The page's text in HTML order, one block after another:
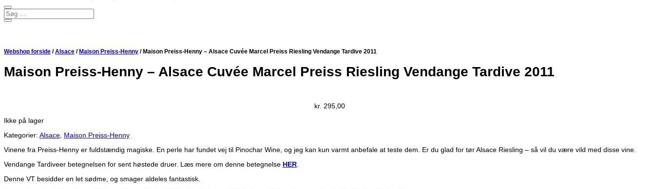
Webshop forside /Alsace / Maison Preiss-Henny / Maison Preiss-Henny – Alsace Cuvée Marcel Preiss Riesling Vendange Tardive 2011
Maison Preiss-Henny – Alsace Cuvée Marcel Preiss Riesling Vendange Tardive 2011
kr. 295,00
Ikke på lager
Kategorier: Alsace Maison Preiss-Henny
Vinene fra Preiss-Henny er fuldstændig magiske. En perle har fundet vej til Pinochar Wine, og jeg kan kun varmt anbefale at teste dem. Er du glad for tør Alsace Riesling – så vil du være vild med disse vine.
Vendange Tardiveer betegnelsen for sent høstede druer. Læs mere om denne betegnelse HER
Denne VT besidder en let sødme, og smager aldeles fantastisk.